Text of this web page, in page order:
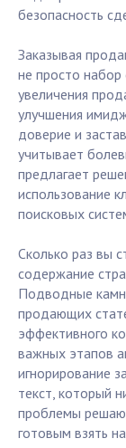
безопасность
Заказывая
не просто
увеличения
улучшения
доверие и
учитывает
предлагает
использование
поисковых
Сколько раз вы
содержание
Подводные
продающих
эффективного
важных этапов
игнорирование
текст, который
проблемы
готовым взять